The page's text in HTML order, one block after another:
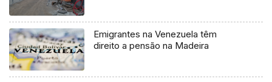
Emigrantes na Venezuela têm
direito a pensão na Madeira